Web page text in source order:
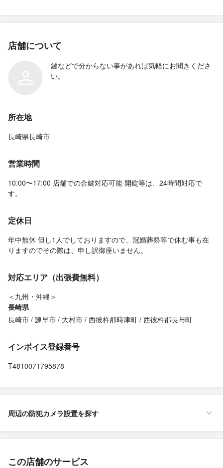
店舗について
鍵などで分からない事があれば気軽にお聞きくださ
い。
所在地
長崎県長崎市
営業時間
10:00〜17:00 店舗での合鍵対応可能 開錠等は、24時間対応で
す。
定休日
年中無休 但し1人でしておりますので、冠婚葬祭等で休む事も在
りますのでその際は、申し訳御座いません。
対応エリア（出張費無料）
＜九州・沖縄＞
長崎県
長崎市 諫早市 大村市 西彼杵郡時津町 西彼杵郡長与町
インボイス登録番号
T4810071795878
周辺の防犯カメラ設置を探す
この店舗のサービス